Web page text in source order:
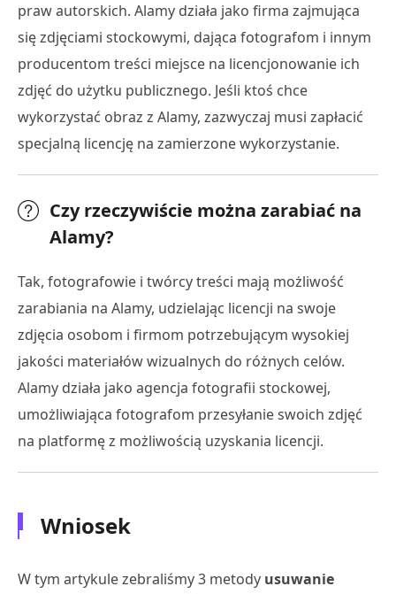
praw autorskich. Alamy działa jako firma zajmująca
się zdjęciami stockowymi, dająca fotografom i innym
producentom treści miejsce na licencjonowanie ich
zdjęć do użytku publicznego. Jeśli ktoś chce
wykorzystać obraz z Alamy, zazwyczaj musi zapłacić
specjalną licencję na zamierzone wykorzystanie.
Czy rzeczywiście można zarabiać na
Alamy?
Tak, fotografowie i twórcy treści mają możliwość
zarabiania na Alamy, udzielając licencji na swoje
zdjęcia osobom i firmom potrzebującym wysokiej
jakości materiałów wizualnych do różnych celów.
Alamy działa jako agencja fotografii stockowej,
umożliwiająca fotografom przesyłanie swoich zdjęć
na platformę z możliwością uzyskania licencji.
Wniosek
W tym artykule zebraliśmy 3 metody usuwanie